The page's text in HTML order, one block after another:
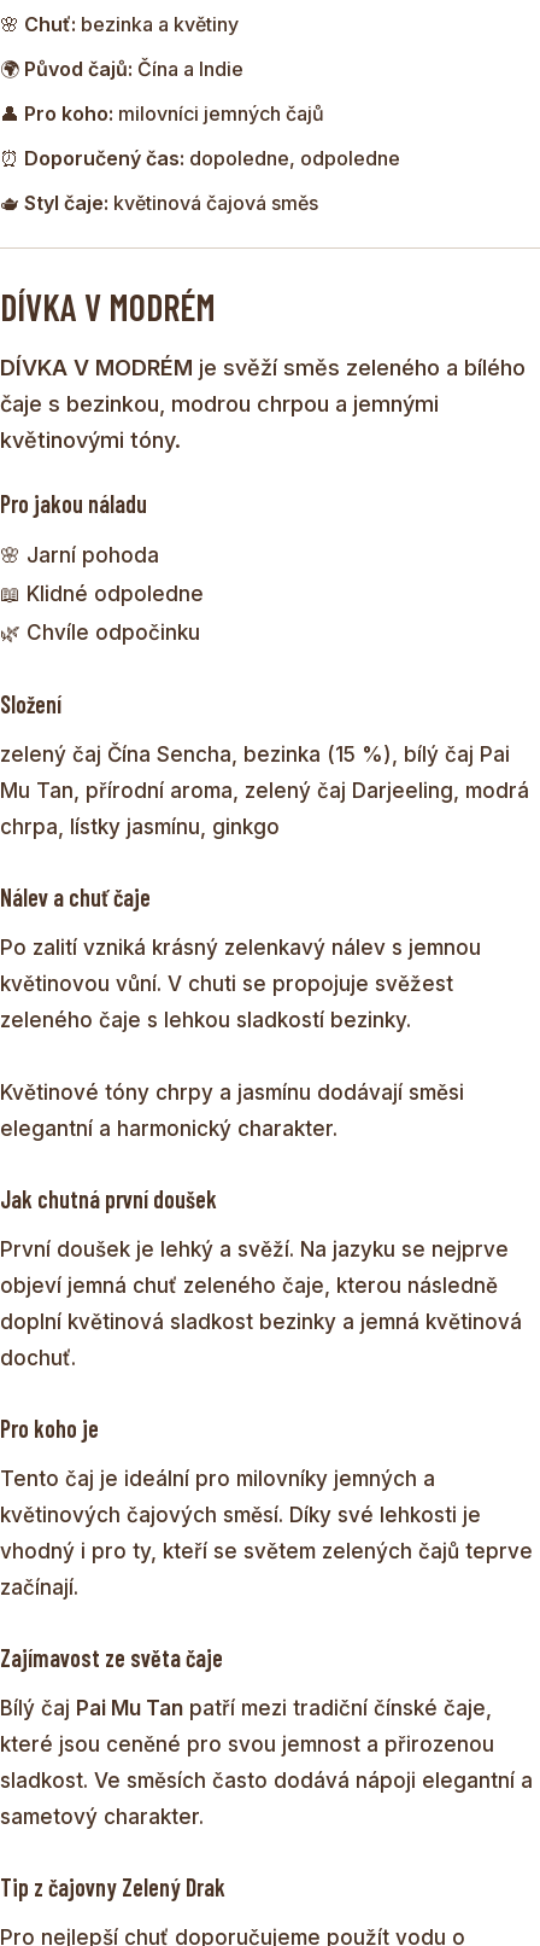
květinových čajů.
🌸 Chuť: bezinka a květiny
🌍 Původ čajů: Čína a Indie
👤 Pro koho: milovníci jemných čajů
⏰ Doporučený čas: dopoledne, odpoledne
🫖 Styl čaje: květinová čajová směs
DÍVKA V MODRÉM
DÍVKA V MODRÉM je svěží směs zeleného a bílého
čaje s bezinkou, modrou chrpou a jemnými
květinovými tóny.
Pro jakou náladu
🌸 Jarní pohoda
📖 Klidné odpoledne
🌿 Chvíle odpočinku
Složení
zelený čaj Čína Sencha, bezinka (15 %), bílý čaj Pai
Mu Tan, přírodní aroma, zelený čaj Darjeeling, modrá
chrpa, lístky jasmínu, ginkgo
Nálev a chuť čaje
Po zalití vzniká krásný zelenkavý nálev s jemnou
květinovou vůní. V chuti se propojuje svěžest
zeleného čaje s lehkou sladkostí bezinky.
Květinové tóny chrpy a jasmínu dodávají směsi
elegantní a harmonický charakter.
Jak chutná první doušek
První doušek je lehký a svěží. Na jazyku se nejprve
objeví jemná chuť zeleného čaje, kterou následně
doplní květinová sladkost bezinky a jemná květinová
dochuť.
Pro koho je
Tento čaj je ideální pro milovníky jemných a
květinových čajových směsí. Díky své lehkosti je
vhodný i pro ty, kteří se světem zelených čajů teprve
začínají.
Zajímavost ze světa čaje
Bílý čaj Pai Mu Tan patří mezi tradiční čínské čaje,
které jsou ceněné pro svou jemnost a přirozenou
sladkost. Ve směsích často dodává nápoji elegantní a
sametový charakter.
Tip z čajovny Zelený Drak
Pro nejlepší chuť doporučujeme použít vodu o